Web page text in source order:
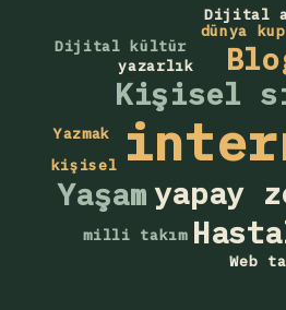
yapay
Kişisel
Yaşam
yazarlık
kişisel
milli takım
dünya
Web
Dijital kültür
Yazmak
Dijital